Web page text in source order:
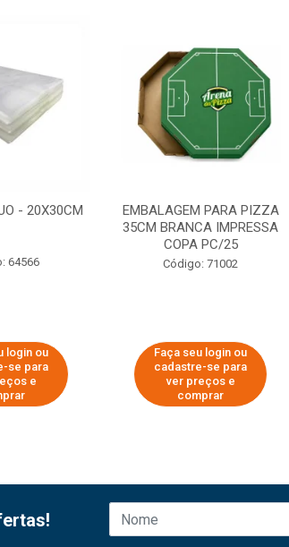
- 20X30CM
64566
login ou
se para
e
EMBALAGEM PARA PIZZA
35CM BRANCA IMPRESSA
COPA PC/25
Código: 71002
Faça seu login ou
cadastre-se para
ver preços e
comprar